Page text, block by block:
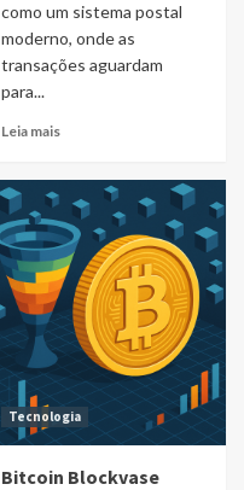
como um sistema postal
moderno, onde as
transações aguardam
para...
Leia mais
Tecnologia
Bitcoin Blockvase